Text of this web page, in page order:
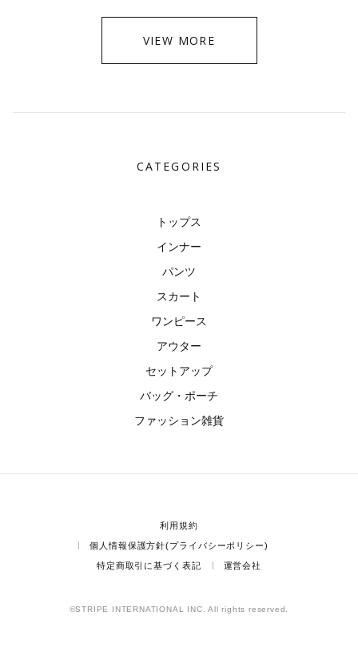
VIEW MORE
CATEGORIES
トップス
インナー
パンツ
スカート
ワンピース
アウター
セットアップ
バッグ・ポーチ
ファッション雑貨
利用規約
個人情報保護方針(プライバシーポリシー)
特定商取引に基づく表記 運営会社
©STRIPE INTERNATIONAL INC. All rights reserved.